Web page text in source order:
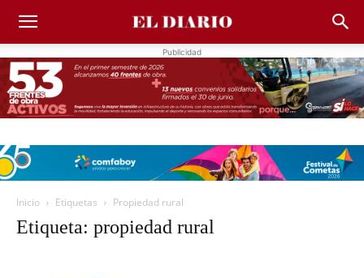
Publicidad
Inicio Etiquetas Propiedad rural
Etiqueta: propiedad rural